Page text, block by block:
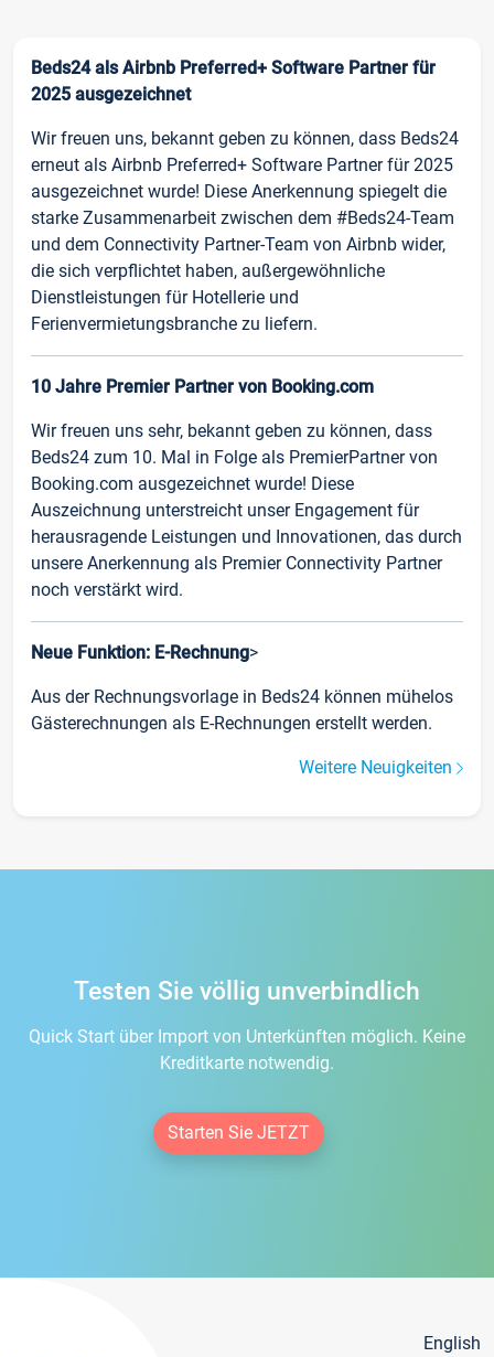
Beds24 als Airbnb Preferred+ Software Partner für
2025 ausgezeichnet
Wir freuen uns, bekannt geben zu können, dass Beds24
erneut als Airbnb Preferred+ Software Partner für 2025
ausgezeichnet wurde! Diese Anerkennung spiegelt die
starke Zusammenarbeit zwischen dem #Beds24-Team
und dem Connectivity Partner-Team von Airbnb wider,
die sich verpflichtet haben, außergewöhnliche
Dienstleistungen für Hotellerie und
Ferienvermietungsbranche zu liefern.
10 Jahre Premier Partner von Booking.com
Wir freuen uns sehr, bekannt geben zu können, dass
Beds24 zum 10. Mal in Folge als PremierPartner von
Booking.com ausgezeichnet wurde! Diese
Auszeichnung unterstreicht unser Engagement für
herausragende Leistungen und Innovationen, das durch
unsere Anerkennung als Premier Connectivity Partner
noch verstärkt wird.
Neue Funktion: E-Rechnung>
Aus der Rechnungsvorlage in Beds24 können mühelos
Gästerechnungen als E-Rechnungen erstellt werden.
Weitere Neuigkeiten
Testen Sie völlig unverbindlich
Quick Start über Import von Unterkünften möglich. Keine
Kreditkarte notwendig.
Starten Sie JETZT
English